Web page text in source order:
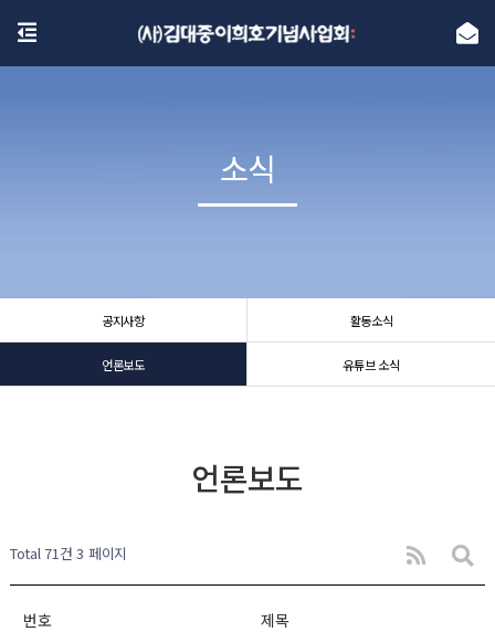
공지사항 활동소식
언론보도 유튜브 소식
소식
언론보도
소식
Total 71건 3 페이지
번호 제목